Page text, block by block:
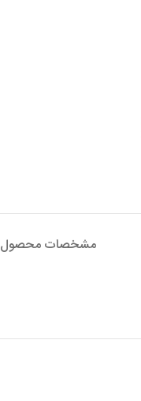
مشخصات محصول